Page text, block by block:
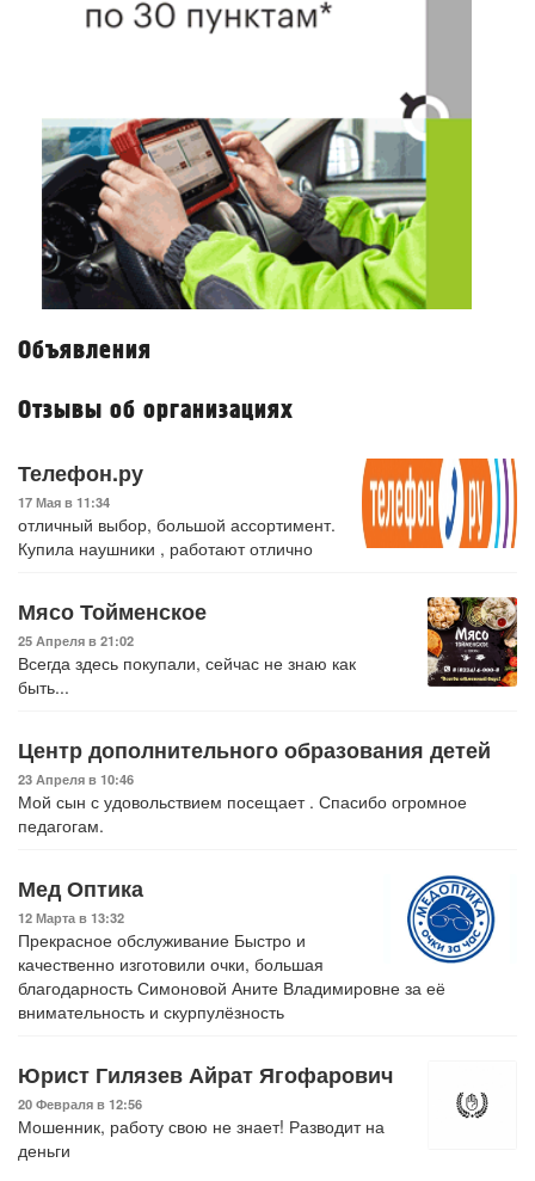
Объявления
Отзывы об организациях
Телефон.ру
17 Мая в 11:34
отличный выбор, большой ассортимент.
Купила наушники , работают отлично
Мясо Тойменское
25 Апреля в 21:02
Всегда здесь покупали, сейчас не знаю как
быть...
Центр дополнительного образования детей
23 Апреля в 10:46
Мой сын с удовольствием посещает . Спасибо огромное
педагогам.
Мед Оптика
12 Марта в 13:32
Прекрасное обслуживание Быстро и
качественно изготовили очки, большая
благодарность Симоновой Аните Владимировне за её
внимательность и скурпулёзность
Юрист Гилязев Айрат Ягофарович
20 Февраля в 12:56
Мошенник, работу свою не знает! Разводит на
деньги